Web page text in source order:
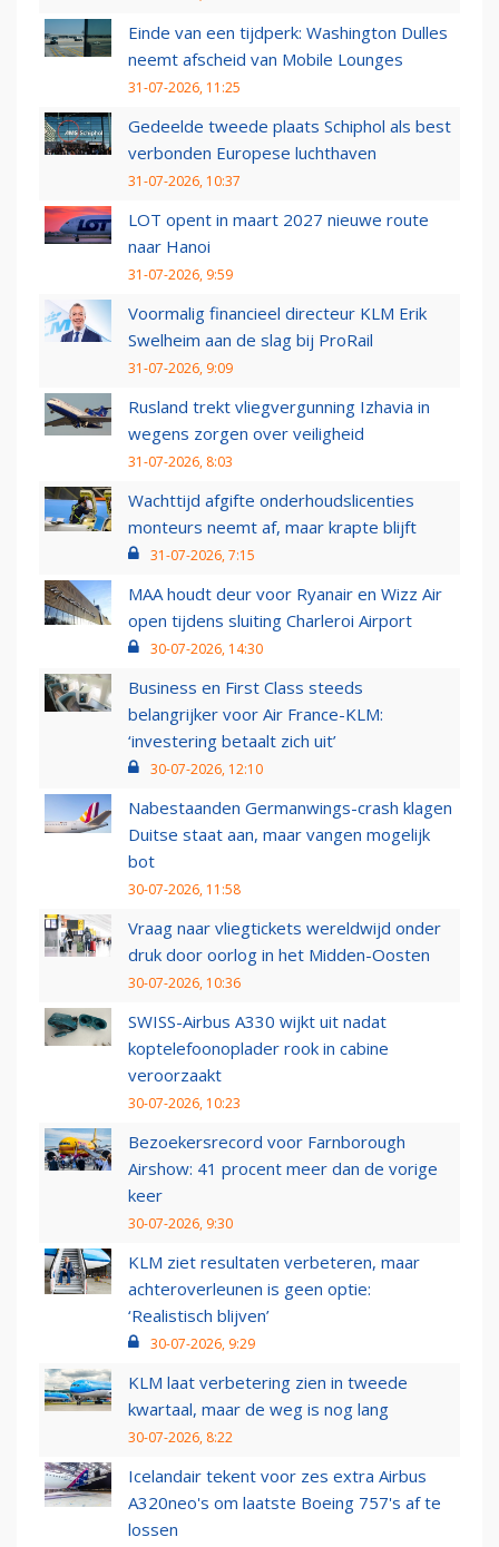
Einde van een tijdperk: Washington Dulles
neemt afscheid van Mobile Lounges
31-07-2026, 11:25
Gedeelde tweede plaats Schiphol als best
verbonden Europese luchthaven
31-07-2026, 10:37
LOT opent in maart 2027 nieuwe route
naar Hanoi
31-07-2026, 9:59
Voormalig financieel directeur KLM Erik
Swelheim aan de slag bij ProRail
31-07-2026, 9:09
Rusland trekt vliegvergunning Izhavia in
wegens zorgen over veiligheid
31-07-2026, 8:03
Wachttijd afgifte onderhoudslicenties
monteurs neemt af, maar krapte blijft
31-07-2026, 7:15
MAA houdt deur voor Ryanair en Wizz Air
open tijdens sluiting Charleroi Airport
30-07-2026, 14:30
Business en First Class steeds
belangrijker voor Air France-KLM:
‘investering betaalt zich uit’
30-07-2026, 12:10
Nabestaanden Germanwings-crash klagen
Duitse staat aan, maar vangen mogelijk
bot
30-07-2026, 11:58
Vraag naar vliegtickets wereldwijd onder
druk door oorlog in het Midden-Oosten
30-07-2026, 10:36
SWISS-Airbus A330 wijkt uit nadat
koptelefoonoplader rook in cabine
veroorzaakt
30-07-2026, 10:23
Bezoekersrecord voor Farnborough
Airshow: 41 procent meer dan de vorige
keer
30-07-2026, 9:30
KLM ziet resultaten verbeteren, maar
achteroverleunen is geen optie:
‘Realistisch blijven’
30-07-2026, 9:29
KLM laat verbetering zien in tweede
kwartaal, maar de weg is nog lang
30-07-2026, 8:22
Icelandair tekent voor zes extra Airbus
A320neo's om laatste Boeing 757's af te
lossen